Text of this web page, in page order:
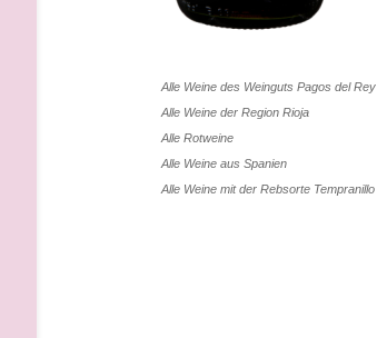
Alle Weine des Weinguts Pagos del Rey
Alle Weine der Region Rioja
Alle Rotweine
Alle Weine aus Spanien
Alle Weine mit der Rebsorte Tempranillo